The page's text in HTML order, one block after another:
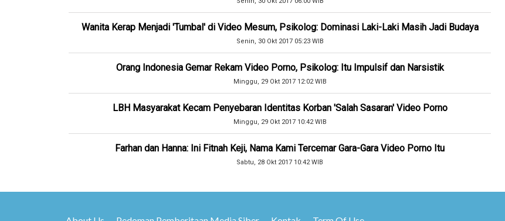
Wanita Kerap Menjadi 'Tumbal' di Video Mesum, Psikolog: Dominasi Laki-Laki Masih Jadi Budaya
Senin, 30 Okt 2017 05:23 WIB
Orang Indonesia Gemar Rekam Video Porno, Psikolog: Itu Impulsif dan Narsistik
Minggu, 29 Okt 2017 12:02 WIB
LBH Masyarakat Kecam Penyebaran Identitas Korban 'Salah Sasaran' Video Porno
Minggu, 29 Okt 2017 10:42 WIB
Farhan dan Hanna: Ini Fitnah Keji, Nama Kami Tercemar Gara-Gara Video Porno Itu
Sabtu, 28 Okt 2017 10:42 WIB